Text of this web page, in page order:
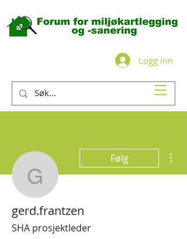
Logg inn
gerd.frantzen
Følg
gerd.frantzen
SHA prosjektleder